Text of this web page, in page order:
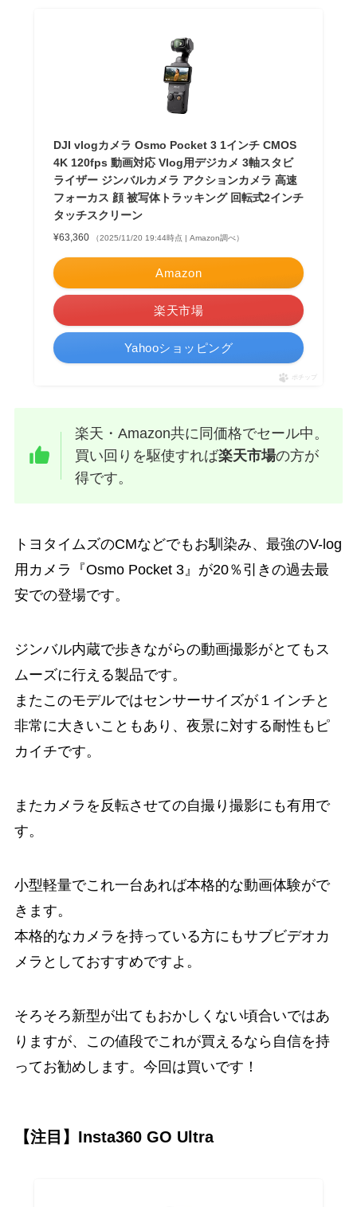
DJI vlogカメラ Osmo Pocket 3 1インチ CMOS
4K 120fps 動画対応 Vlog用デジカメ 3軸スタビ
ライザー ジンバルカメラ アクションカメラ 高速
フォーカス 顔 被写体トラッキング 回転式2インチ
タッチスクリーン
¥63,360 （2025/11/20 19:44時点 | Amazon調べ）
Amazon
楽天市場
Yahooショッピング
ポチップ
楽天・Amazon共に同価格でセール中。
買い回りを駆使すれば楽天市場の方が
得です。
トヨタイムズのCMなどでもお馴染み、最強のV-log
用カメラ『Osmo Pocket 3』が20％引きの過去最
安での登場です。
ジンバル内蔵で歩きながらの動画撮影がとてもス
ムーズに行える製品です。
またこのモデルではセンサーサイズが１インチと
非常に大きいこともあり、夜景に対する耐性もピ
カイチです。
またカメラを反転させての自撮り撮影にも有用で
す。
小型軽量でこれ一台あれば本格的な動画体験がで
きます。
本格的なカメラを持っている方にもサブビデオカ
メラとしておすすめですよ。
そろそろ新型が出てもおかしくない頃合いではあ
りますが、この値段でこれが買えるなら自信を持
ってお勧めします。今回は買いです！
【注目】 Insta360 GO Ultra